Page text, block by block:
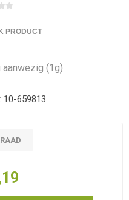
PRODUCT
(1g)
10-659813